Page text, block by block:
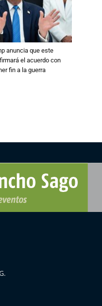
anuncia que este
el acuerdo con
fin a la guerra